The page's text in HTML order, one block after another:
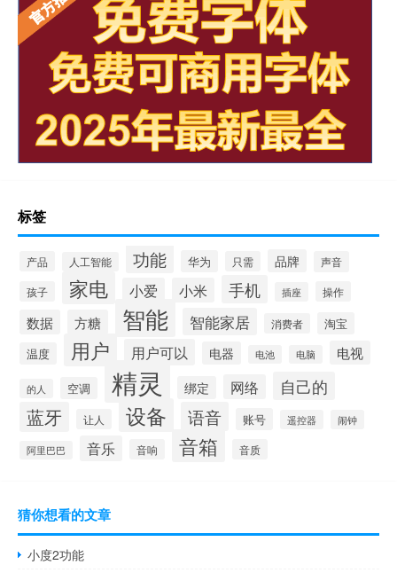
标签
产品 人工智能 功能 华为 只需 品牌 声音
孩子 家电 小爱 小米 手机 插座 操作
数据 方糖 智能 智能家居 消费者
淘宝
温度
用户 用户可以 电器 电池 电脑 电视
的人 空调 精灵 绑定 网络 自己的
蓝牙 让人 设备 语音 账号 遥控器 闹钟
阿里巴巴 音乐 音响 音箱 音质
猜你想看的文章
小度2功能